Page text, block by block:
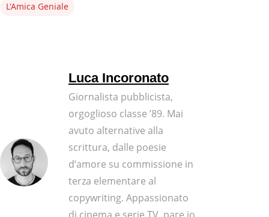
L'Amica Geniale
Luca Incoronato
Giornalista pubblicista,
orgoglioso classe ’89. Mai
avuto alternative alla
scrittura, dalle poesie
d’amore su commissione in
terza elementare al
copywriting. Appassionato